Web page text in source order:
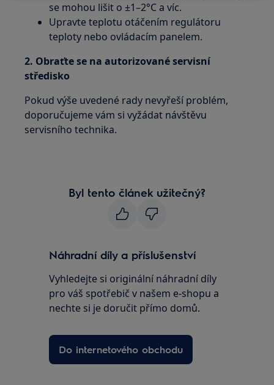
se mohou lišit o ±1–2°C a víc.
Upravte teplotu otáčením regulátoru
teploty nebo ovládacím panelem.
2. Obraťte se na autorizované servisní
středisko
Pokud výše uvedené rady nevyřeší problém,
doporučujeme vám si vyžádat návštěvu
servisního technika.
Byl tento článek užitečný?
Náhradní díly a příslušenství
Vyhledejte si originální náhradní díly
pro váš spotřebič v našem e-shopu a
nechte si je doručit přímo domů.
Do internetového obchodu